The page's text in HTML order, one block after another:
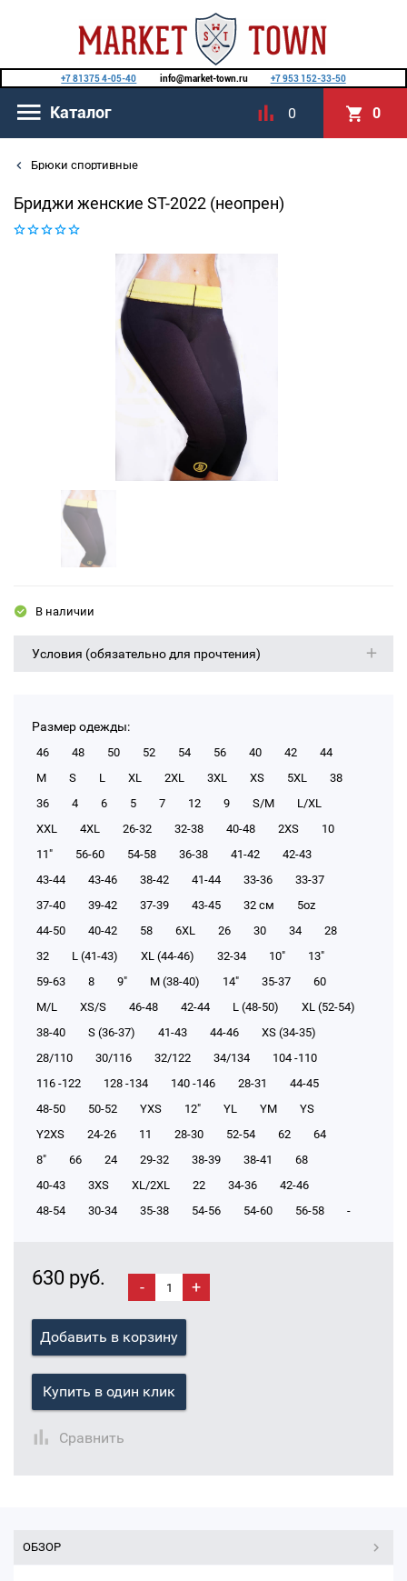
+7 81375 4-05-40 info@market-town.ru +7 953 152-33-50
Каталог 0 0
Брюки спортивные
Бриджи женские ST-2022 (неопрен)
В наличии
Условия (обязательно для прочтения)
Размер одежды:
46 48 50 52 54 56 40 42
44
M
S L XL 2XL 3XL XS 5XL
38
36
4 6 5 7 12 9 S/M
L/XL
XXL
4XL 26-32 32-38 40-48 2XS
10
11"
56-60 54-58 36-38 41-42
42-43
43-44
43-46 38-42 41-44 33-36
33-37
37-40
39-42 37-39 43-45 32 см
5oz
44-50
40-42 58 6XL 26 30 34
28
32
L (41-43) XL (44-46) 32-34 10"
13"
59-63
8 9" M (38-40) 14" 35-37
60
M/L
XS/S 46-48 42-44 L (48-50)
XL (52-54)
38-40
S (36-37) 41-43 44-46
XS (34-35)
28/110
30/116 32/122 34/134
104 -110
116 -122
128 -134 140 -146 28-31
44-45
48-50
50-52 YXS 12" YL YM
YS
Y2XS
24-26 11 28-30 52-54 62
64
8"
66 24 29-32 38-39 38-41
68
40-43
3XS XL/2XL 22 34-36
42-46
48-54
30-34 35-38 54-56 54-60 56-58 -
630 руб. - +
Добавить в корзину
Купить в один клик
Сравнить
ОБЗОР